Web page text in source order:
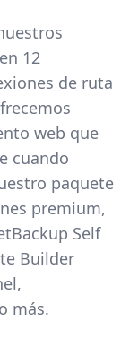
12
de ruta
web que
cuando
paquete
premium,
Self
Builder
más.